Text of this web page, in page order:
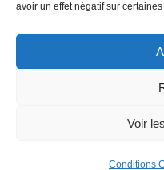
avoir un effet négatif sur
Voir
Conditions
Copyright @2024 –